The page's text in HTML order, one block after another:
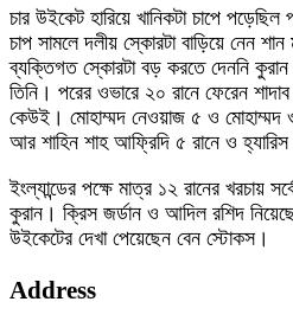
চার উইকেট হারিয়ে খানিকটা চাপে
চাপ সামলে দলীয় স্কোরটা বাড়িয়ে নেন
ব্যক্তিগত স্কোরটা বড় করতে দেননি
তিনি। পরের ওভারে ২০ রানে ফেরেন
কেউই। মোহাম্মদ নেওয়াজ ৫ ও
আর শাহিন শাহ আফ্রিদি ৫ রানে ও
ইংল্যান্ডের পক্ষে মাত্র ১২ রানের খরচায়
কুরান। ক্রিস জর্ডান ও আদিল রশিদ
উইকেটের দেখা পেয়েছেন বেন স্টোকস।
Address